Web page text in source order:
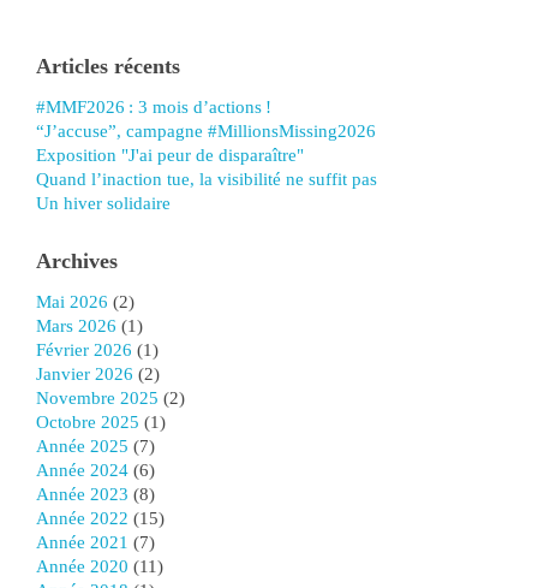
Articles récents
#MMF2026 : 3 mois d’actions !
“J’accuse”, campagne #MillionsMissing2026
Exposition "J'ai peur de disparaître"
Quand l’inaction tue, la visibilité ne suffit pas
Un hiver solidaire
Archives
mai 2026 (2)
mars 2026 (1)
février 2026 (1)
janvier 2026 (2)
novembre 2025 (2)
octobre 2025 (1)
année 2025 (7)
année 2024(6)
année 2023 (8)
année 2022 (15)
année 2021 (7)
année 2020 (11)